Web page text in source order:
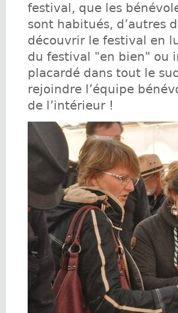
festival, que les
sont habitués, d’autres
découvrir le festival en
du festival "en bien" ou
placardé dans tout le
rejoindre l’équipe
de l’intérieur !